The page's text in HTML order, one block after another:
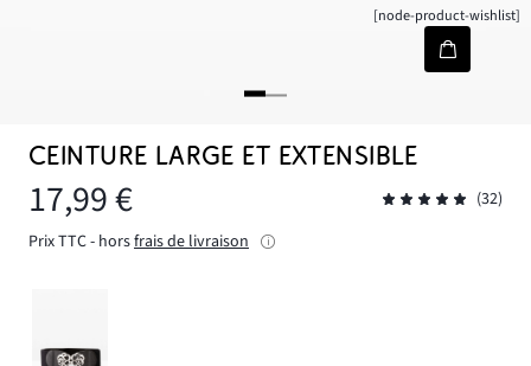
[node-product-wishlist]
CEINTURE LARGE ET EXTENSIBLE
17,99 €
(32)
Prix TTC - horsfrais de livraison